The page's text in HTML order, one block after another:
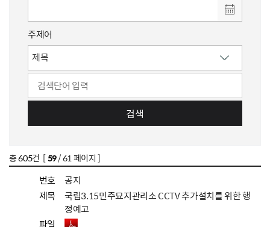
주제어
검색
총605건 [59/ 61 페이지 ]
번호
공지
제목
국립3.15민주묘지관리소 CCTV 추가설치를 위한 행
정예고
파일